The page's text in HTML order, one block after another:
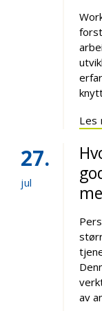
Les
27
jul
av